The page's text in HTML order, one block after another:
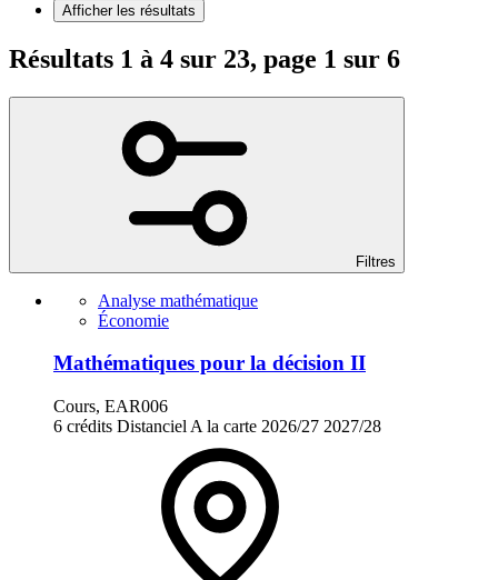
Afficher les résultats
Résultats 1 à 4 sur 23, page 1 sur 6
Filtres
Analyse mathématique
Économie
Mathématiques pour la décision II
Cours, EAR006
6 crédits Distanciel A la carte 2026/27 2027/28